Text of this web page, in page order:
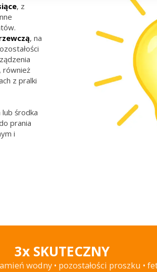
, z
, na
również
z pralki
lub środka
prania
i
3x SKUTECZNY
wodny • pozostałości proszku •